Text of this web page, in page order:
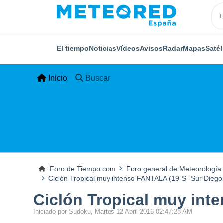
El tiempoNoticiasVídeosAvisosRadarMapas
Inicio Buscar
Foro de Tiempo.com
Foro general de Meteorología
Ciclón Tropical muy intenso FANTALA (19-S -Sur
Ciclón Tropical muy
Iniciado por Sudoku, Martes 12 Abril 2016 02:47:28 AM